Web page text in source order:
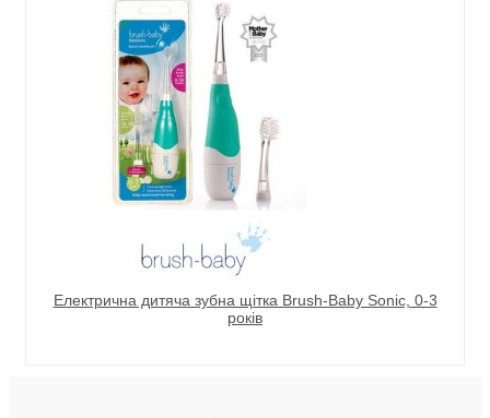
Електрична дитяча зубна щітка Brush-Baby Sonic, 0-3
років